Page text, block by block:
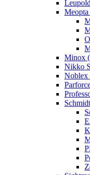
Minox
Nikko
Noblex